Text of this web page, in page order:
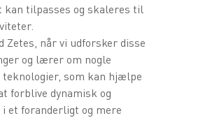
kan tilpasses og skaleres til
Zetes, når vi udforsker disse
og lærer om nogle
som kan hjælpe
forblive dynamisk og
et foranderligt og mere